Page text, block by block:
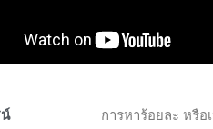
การหาร้อยละ หรื